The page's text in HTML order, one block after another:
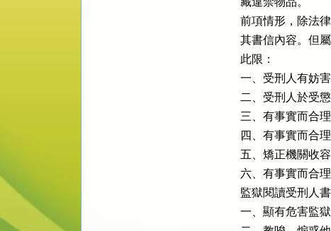
前項情形，除法
其書信內容。但
此限：
一、受刑人有妨
二、受刑人於受懲
三、有事實而合
四、有事實而合
五、矯正機關收
六、有事實而合
監獄閱讀受刑人
一、顯有危害監